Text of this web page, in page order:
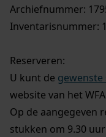
Archiefnummer:
Inventarisnummer:
Reserveren:
U kunt de
website van het
Op de aangegeven
stukken om 9.30